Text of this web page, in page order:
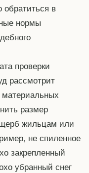
в
нормы
проверки
рассмотрит
размер
жильцам или
не спиленное
закрепленный
убранный снег